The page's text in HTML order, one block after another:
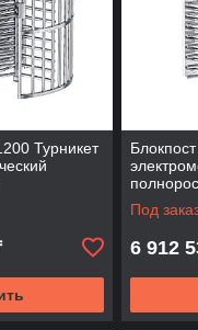
Турникет
Под
6 912